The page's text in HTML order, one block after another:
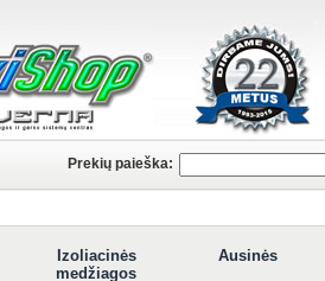
Prekių paieška:
Izoliacinės
medžiagos
Ausinės